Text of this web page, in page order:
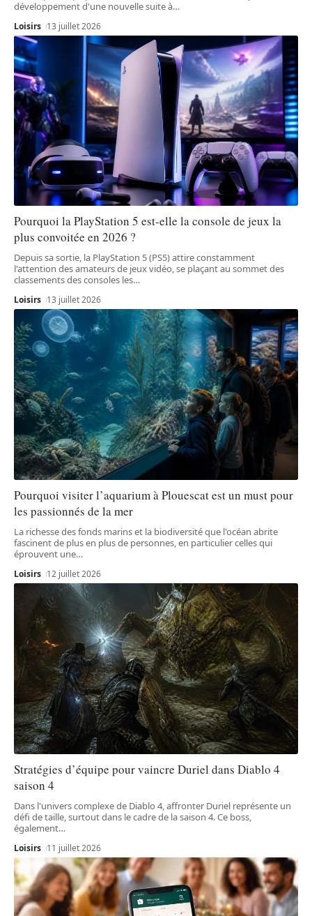
développement d'une nouvelle suite à…
Loisirs 13 juillet 2026
Pourquoi la PlayStation 5 est-elle la console de jeux la
plus convoitée en 2026 ?
Depuis sa sortie, la PlayStation 5 (PS5) attire constamment
l'attention des amateurs de jeux vidéo, se plaçant au sommet des
classements des consoles les…
Loisirs 13 juillet 2026
Pourquoi visiter l’aquarium à Plouescat est un must pour
les passionnés de la mer
La richesse des fonds marins et la biodiversité que l'océan abrite
fascinent de plus en plus de personnes, en particulier celles qui
éprouvent une…
Loisirs 12 juillet 2026
Stratégies d’équipe pour vaincre Duriel dans Diablo 4
saison 4
Dans l'univers complexe de Diablo 4, affronter Duriel représente un
défi de taille, surtout dans le cadre de la saison 4. Ce boss,
également…
Loisirs 11 juillet 2026